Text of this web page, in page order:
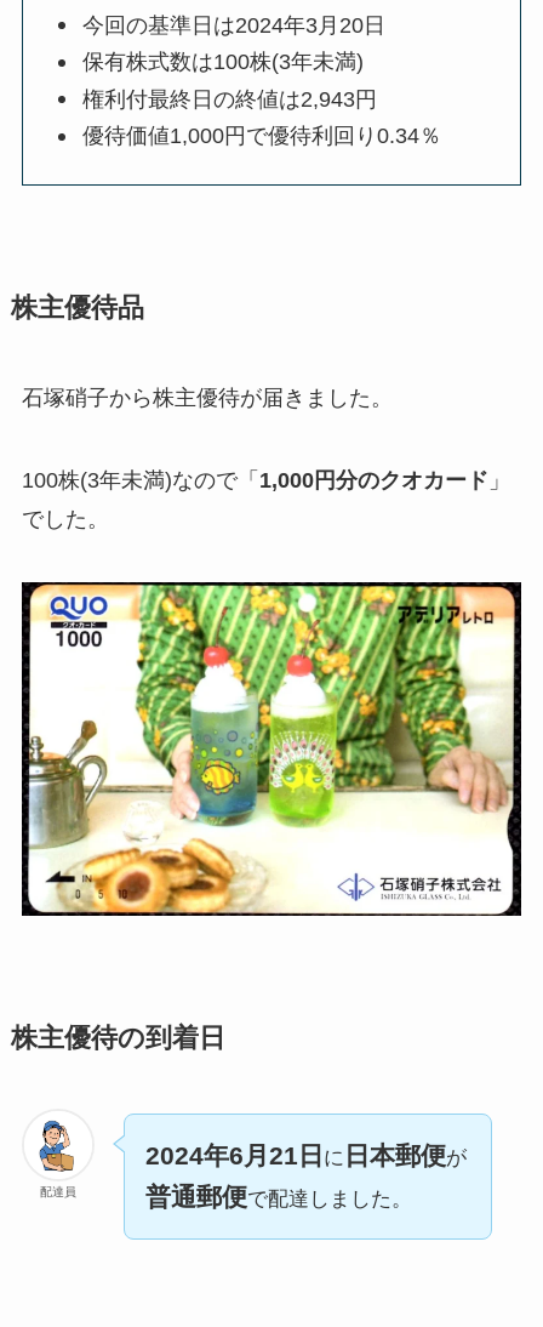
今回の基準日は2024年3月20日
保有株式数は100株(3年未満)
権利付最終日の終値は2,943円
優待価値1,000円で優待利回り0.34％
株主優待品
石塚硝子から株主優待が届きました。
100株(3年未満)なので「 1,000円分のクオカード 」
でした。
株主優待の到着日
配達員
2024年6月21日 に 日本郵便が
普通郵便で配達しました。